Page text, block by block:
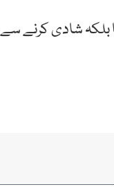
شادی کرنے سے